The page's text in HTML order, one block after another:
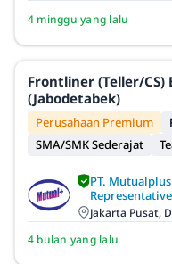
4 minggu yang lalu
Frontliner (Teller/CS)
(Jabodetabek)
Perusahaan Premium
SMA/SMK Sederajat
PT.
Jakarta Pusat,
4 bulan yang lalu